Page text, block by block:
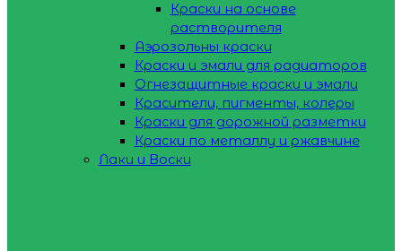
Краски на основе
растворителя
Аэрозольны краски
Краски и эмали для радиаторов
Огнезащитные краски и эмали
Красители, пигменты, колеры
Краски для дорожной разметки
Краски по металлу и ржавчине
Лаки и Воски